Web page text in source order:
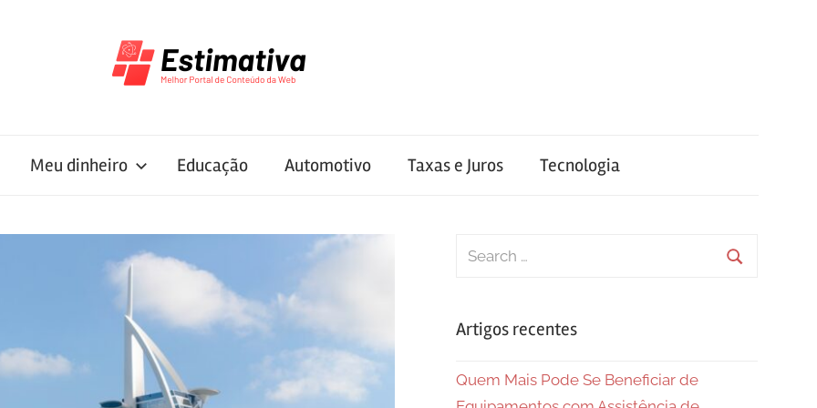
Meu dinheiro Educação Automotivo Taxas e Juros Tecnologia
Search
Artigos recentes
Quem Mais Pode Se Beneficiar de